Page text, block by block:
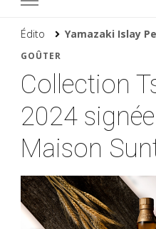
Édito Yamazaki Islay
GOÛTER
Collection
2024
Maison